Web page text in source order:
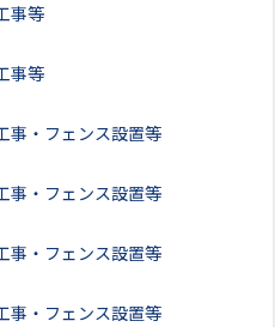
事等
事等
事・フェンス設置等
事・フェンス設置等
事・フェンス設置等
事・フェンス設置等